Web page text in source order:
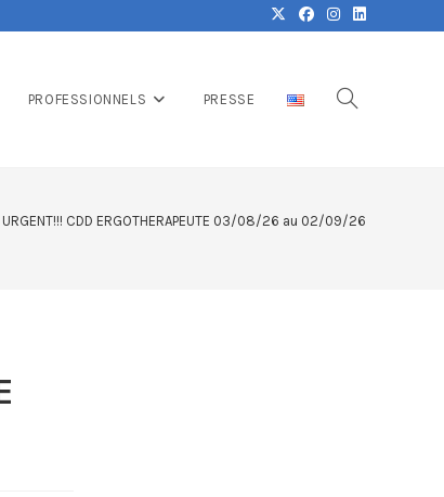
PROFESSIONNELS PRESSE
URGENT!!! CDD ERGOTHERAPEUTE 03/08/26 au 02/09/26